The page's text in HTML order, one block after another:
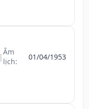
|Âm
lịch:
01/04/1953